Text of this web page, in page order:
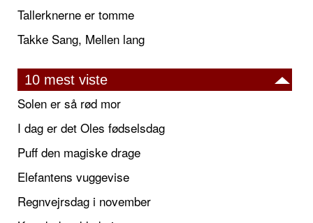
Tallerknerne er tomme
Takke Sang, Mellen lang
10 mest viste
Solen er så rød mor
I dag er det Oles fødselsdag
Puff den magiske drage
Elefantens vuggevise
Regnvejrsdag i november